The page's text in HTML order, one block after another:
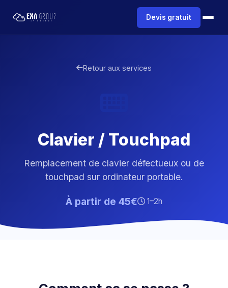
Devis gratuit
Retour aux services
Clavier / Touchpad
Remplacement de clavier défectueux ou de
touchpad sur ordinateur portable.
À partir de 45€ 1–2h